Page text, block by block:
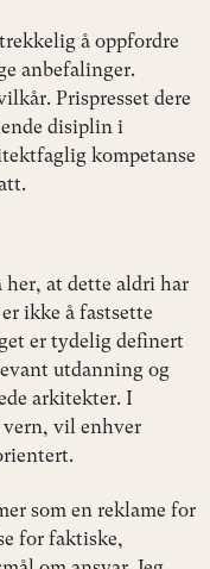
å oppfordre
anbefalinger.
Prispresset dere
disiplin i
kompetanse
her, at dette aldri har
ikke å fastsette
er tydelig definert
utdanning og
arkitekter. I
vil enhver
som en reklame for
for faktiske,